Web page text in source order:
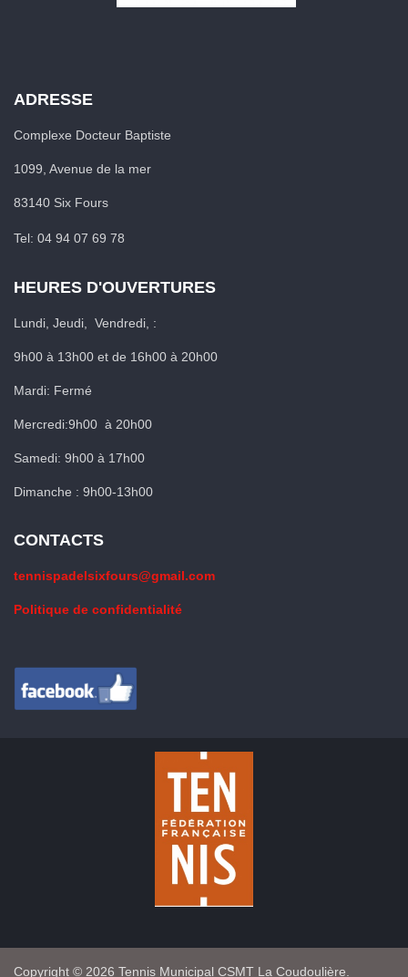
ADRESSE
Complexe Docteur Baptiste
1099, Avenue de la mer
83140 Six Fours
Tel: 04 94 07 69 78
HEURES D'OUVERTURES
Lundi, Jeudi, Vendredi, :
9h00 à 13h00 et de 16h00 à 20h00
Mardi: Fermé
Mercredi:9h00 à 20h00
Samedi: 9h00 à 17h00
Dimanche : 9h00-13h00
CONTACTS
tennispadelsixfours@gmail.com
Politique de confidentialité
Copyright © 2026 Tennis Municipal CSMT La Coudoulière.